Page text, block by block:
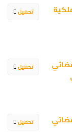
تحميل
تحميل
تحميل